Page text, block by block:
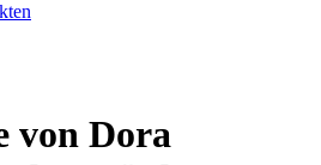
von Dora